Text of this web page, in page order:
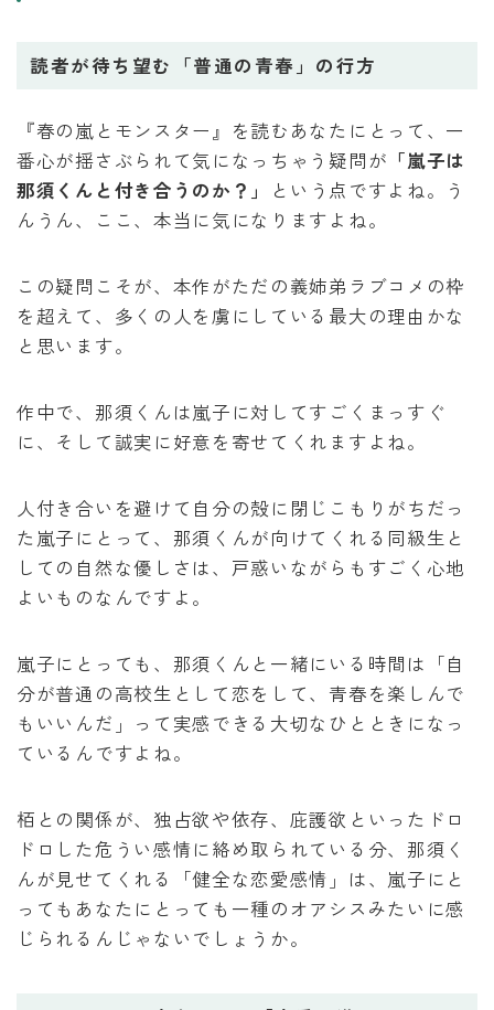
読者が待ち望む「普通の青春」の行方
『春の嵐とモンスター』を読むあなたにとって、一
番心が揺さぶられて気になっちゃう疑問が 「嵐子は
那須くんと付き合うのか？」
という点ですよね。う
んうん、ここ、本当に気になりますよね。
この疑問こそが、本作がただの義姉弟ラブコメの枠
を超えて、多くの人を虜にしている最大の理由かな
と思います。
作中で、那須くんは嵐子に対してすごくまっすぐ
に、そして誠実に好意を寄せてくれますよね。
人付き合いを避けて自分の殻に閉じこもりがちだっ
た嵐子にとって、那須くんが向けてくれる同級生と
しての自然な優しさは、戸惑いながらもすごく心地
よいものなんですよ。
嵐子にとっても、那須くんと一緒にいる時間は「自
分が普通の高校生として恋をして、青春を楽しんで
もいいんだ」って実感できる大切なひとときになっ
ているんですよね。
栢との関係が、独占欲や依存、庇護欲といったドロ
ドロした危うい感情に絡め取られている分、那須く
んが見せてくれる「健全な恋愛感情」は、嵐子にと
ってもあなたにとっても一種のオアシスみたいに感
じられるんじゃないでしょうか。